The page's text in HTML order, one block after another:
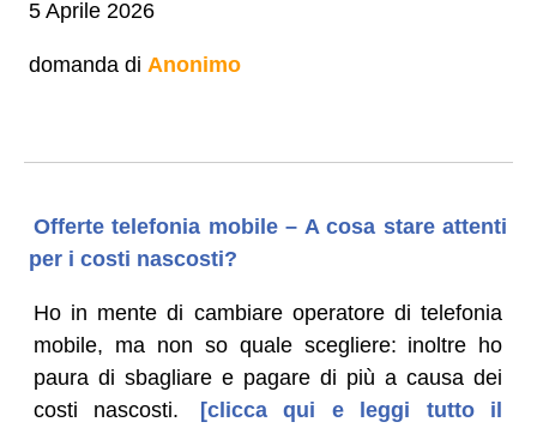
5 Aprile 2026
domanda di Anonimo
Offerte telefonia mobile – A cosa stare attenti
per i costi nascosti?
Ho in mente di cambiare operatore di telefonia
mobile, ma non so quale scegliere: inoltre ho
paura di sbagliare e pagare di più a causa dei
costi nascosti.
[clicca qui e leggi tutto il